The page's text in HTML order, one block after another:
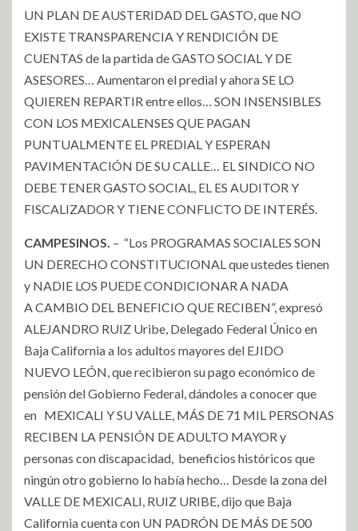
UN PLAN DE AUSTERIDAD DEL GASTO, que NO
EXISTE TRANSPARENCIA Y RENDICIÓN DE
CUENTAS de la partida de GASTO SOCIAL Y DE
ASESORES… Aumentaron el predial y ahora SE LO
QUIEREN REPARTIR entre ellos… SON INSENSIBLES
CON LOS MEXICALENSES QUE PAGAN
PUNTUALMENTE EL PREDIAL Y ESPERAN
PAVIMENTACIÓN DE SU CALLE… EL SINDICO NO
DEBE TENER GASTO SOCIAL, EL ES AUDITOR Y
FISCALIZADOR Y TIENE CONFLICTO DE INTERÉS.
CAMPESINOS. – “Los PROGRAMAS SOCIALES SON
UN DERECHO CONSTITUCIONAL que ustedes tienen
y NADIE LOS PUEDE CONDICIONAR A NADA
A CAMBIO DEL BENEFICIO QUE RECIBEN”, expresó
ALEJANDRO RUIZ Uribe, Delegado Federal Único en
Baja California a los adultos mayores del EJIDO
NUEVO LEÓN, que recibieron su pago económico de
pensión del Gobierno Federal, dándoles a conocer que
en MEXICALI Y SU VALLE, MÁS DE 71 MIL PERSONAS
RECIBEN LA PENSIÓN DE ADULTO MAYOR y
personas con discapacidad, beneficios históricos que
ningún otro gobierno lo había hecho… Desde la zona del
VALLE DE MEXICALI, RUIZ URIBE, dijo que Baja
California cuenta con UN PADRÓN DE MÁS DE 500